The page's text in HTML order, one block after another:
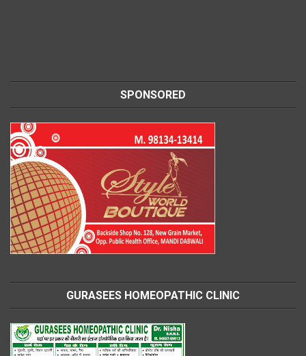
SPONSORED
GURASEES HOMEOPATHIC CLINIC